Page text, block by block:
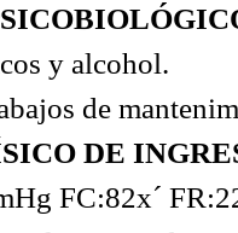
y alcohol.
de
DE
FC:82x´